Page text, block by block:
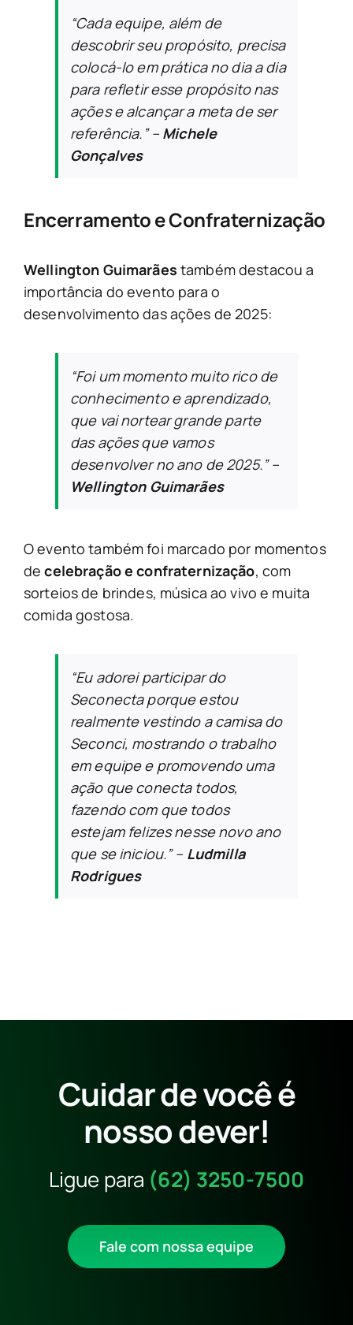
“Cada equipe, além de
descobrir seu propósito, precisa
colocá-lo em prática no dia a dia
para refletir esse propósito nas
ações e alcançar a meta de ser
referência.”– Michele
Gonçalves
Encerramento e Confraternização
Wellington Guimarães também destacou a
importância do evento para o
desenvolvimento das ações de 2025:
“Foi um momento muito rico de
conhecimento e aprendizado,
que vai nortear grande parte
das ações que vamos
desenvolver no ano de 2025.”–
Wellington Guimarães
O evento também foi marcado por momentos
decelebração e confraternização, com
sorteios de brindes, música ao vivo e muita
comida gostosa.
“Eu adorei participar do
Seconecta porque estou
realmente vestindo a camisa do
Seconci, mostrando o trabalho
em equipe e promovendo uma
ação que conecta todos,
fazendo com que todos
estejam felizes nesse novo ano
que se iniciou.”– Ludmilla
Rodrigues
Cuidar de você é
nosso dever!
Ligue para (62) 3250-7500
Fale com nossa equipe